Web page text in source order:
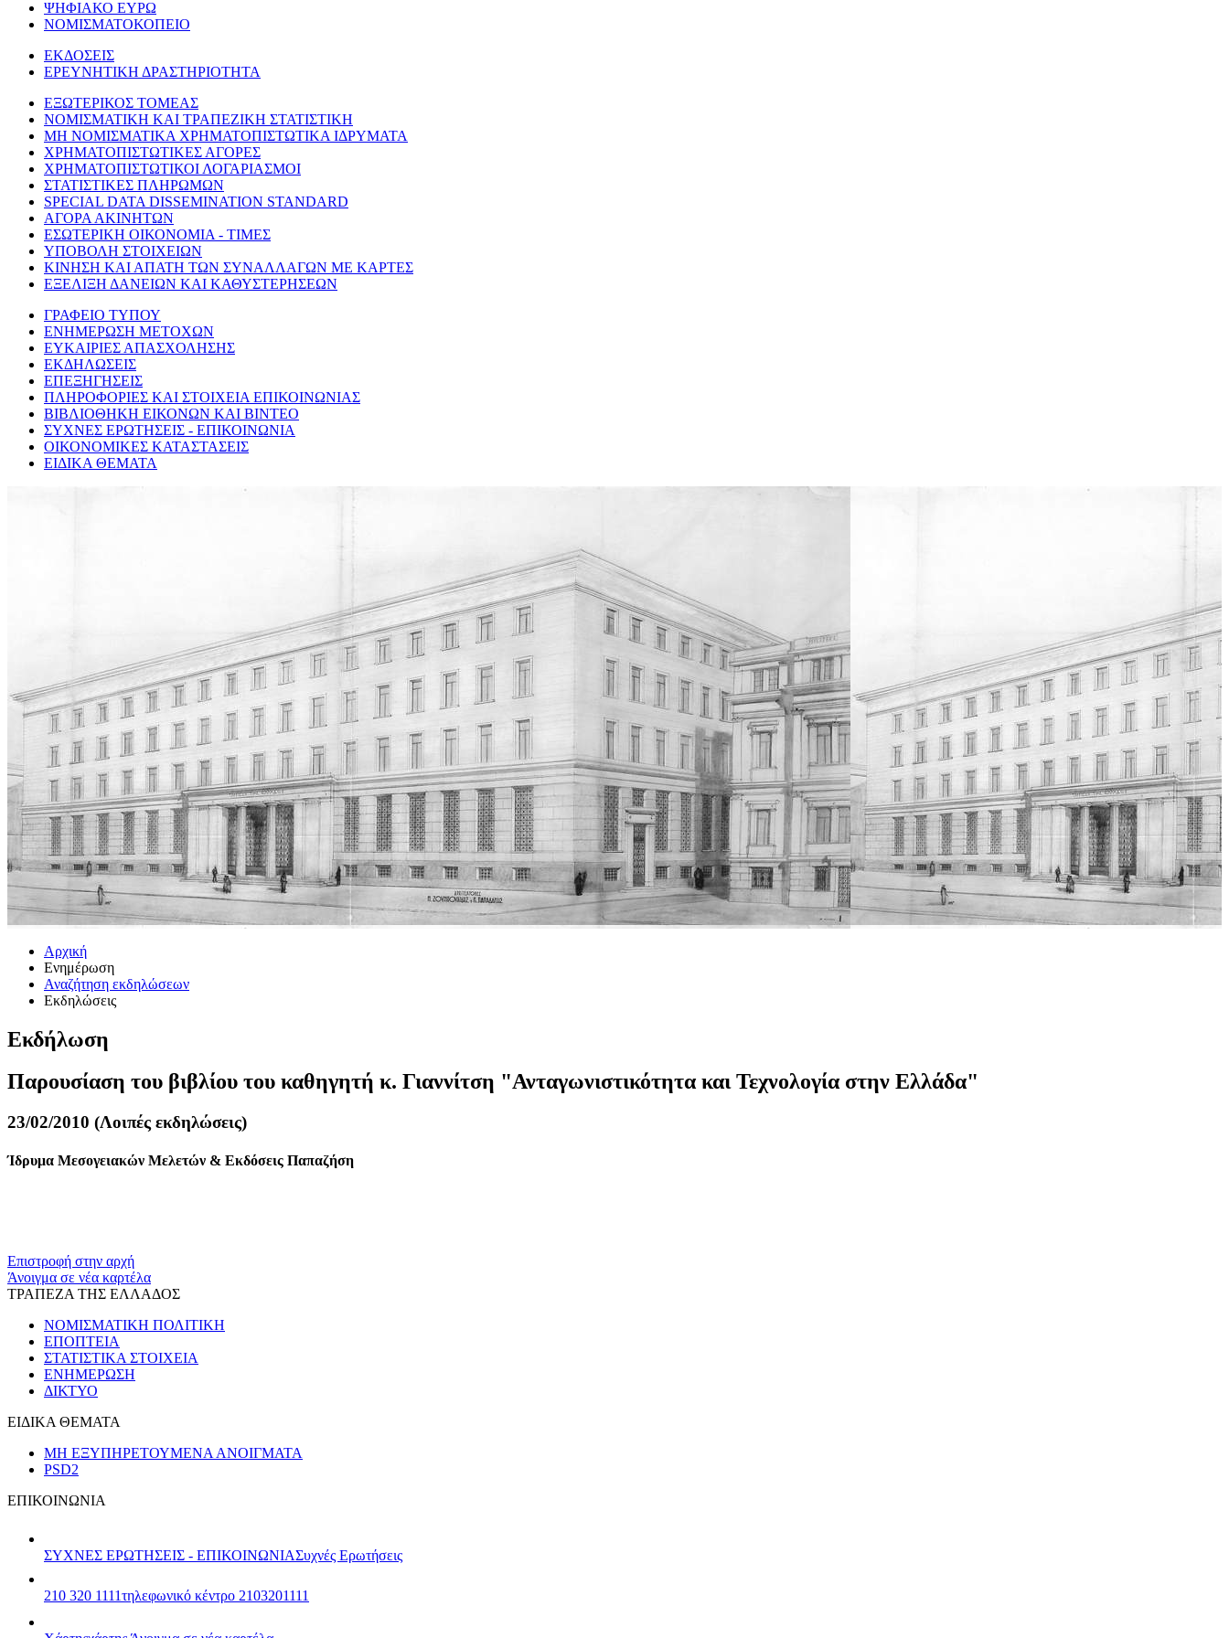
ΨΗΦΙΑΚΟ ΕΥΡΩ
ΝΟΜΙΣΜΑΤΟΚΟΠΕΙΟ
ΕΚΔΟΣΕΙΣ
ΕΡΕΥΝΗΤΙΚΗ ΔΡΑΣΤΗΡΙΟΤΗΤΑ
ΕΞΩΤΕΡΙΚΟΣ ΤΟΜΕΑΣ
ΝΟΜΙΣΜΑΤΙΚΗ ΚΑΙ ΤΡΑΠΕΖΙΚΗ ΣΤΑΤΙΣΤΙΚΗ
ΜΗ ΝΟΜΙΣΜΑΤΙΚΑ ΧΡΗΜΑΤΟΠΙΣΤΩΤΙΚΑ ΙΔΡΥΜΑΤΑ
ΧΡΗΜΑΤΟΠΙΣΤΩΤΙΚΕΣ ΑΓΟΡΕΣ
ΧΡΗΜΑΤΟΠΙΣΤΩΤΙΚΟΙ ΛΟΓΑΡΙΑΣΜΟΙ
ΣΤΑΤΙΣΤΙΚΕΣ ΠΛΗΡΩΜΩΝ
SPECIAL DATA DISSEMINATION STANDARD
ΑΓΟΡΑ ΑΚΙΝΗΤΩΝ
ΕΣΩΤΕΡΙΚΗ ΟΙΚΟΝΟΜΙΑ - ΤΙΜΕΣ
ΥΠΟΒΟΛΗ ΣΤΟΙΧΕΙΩΝ
ΚΙΝΗΣΗ ΚΑΙ ΑΠΑΤΗ ΤΩΝ ΣΥΝΑΛΛΑΓΩΝ ΜΕ ΚΑΡΤΕΣ
ΕΞΕΛΙΞΗ ΔΑΝΕΙΩΝ ΚΑΙ ΚΑΘΥΣΤΕΡΗΣΕΩΝ
ΓΡΑΦΕΙΟ ΤΥΠΟΥ
ΕΝΗΜΕΡΩΣΗ ΜΕΤΟΧΩΝ
ΕΥΚΑΙΡΙΕΣ ΑΠΑΣΧΟΛΗΣΗΣ
ΕΚΔΗΛΩΣΕΙΣ
ΕΠΕΞΗΓΗΣΕΙΣ
ΠΛΗΡΟΦΟΡΙΕΣ ΚΑΙ ΣΤΟΙΧΕΙΑ ΕΠΙΚΟΙΝΩΝΙΑΣ
ΒΙΒΛΙΟΘΗΚΗ ΕΙΚΟΝΩΝ ΚΑΙ ΒΙΝΤΕΟ
ΣΥΧΝΕΣ ΕΡΩΤΗΣΕΙΣ - ΕΠΙΚΟΙΝΩΝΙΑ
ΟΙΚΟΝΟΜΙΚΕΣ ΚΑΤΑΣΤΑΣΕΙΣ
ΕΙΔΙΚΑ ΘΕΜΑΤΑ
Αρχική
Ενημέρωση
Αναζήτηση εκδηλώσεων
Εκδηλώσεις
Εκδήλωση
Παρουσίαση του βιβλίου του καθηγητή κ. Γιαννίτση "Ανταγωνιστικότητα και Τεχνολογία στην Ελλάδα"
23/02/2010 (Λοιπές εκδηλώσεις)
Ίδρυμα Μεσογειακών Μελετών & Εκδόσεις Παπαζήση
Επιστροφή στην αρχή
Άνοιγμα σε νέα καρτέλα
ΤΡΑΠΕΖΑ ΤΗΣ ΕΛΛΑΔΟΣ
ΝΟΜΙΣΜΑΤΙΚΗ ΠΟΛΙΤΙΚΗ
ΕΠΟΠΤΕΙΑ
ΣΤΑΤΙΣΤΙΚΑ ΣΤΟΙΧΕΙΑ
ΕΝΗΜΕΡΩΣΗ
ΔΙΚΤΥΟ
ΕΙΔΙΚΑ ΘΕΜΑΤΑ
ΜΗ ΕΞΥΠΗΡΕΤΟΥΜΕΝΑ ΑΝΟΙΓΜΑΤΑ
PSD2
ΕΠΙΚΟΙΝΩΝΙΑ
ΣΥΧΝΕΣ ΕΡΩΤΗΣΕΙΣ - ΕΠΙΚΟΙΝΩΝΙΑΣυχνές Ερωτήσεις
210 320 1111τηλεφωνικό κέντρο 2103201111